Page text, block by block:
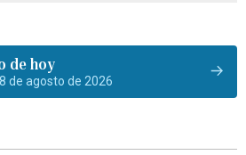
de hoy
de agosto de 2026